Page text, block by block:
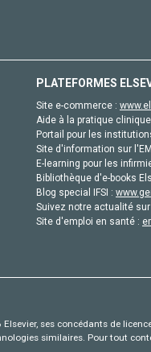
PLATEFORMES
Site e-commerce :
Aide à la pratique
Portail pour les
Site d'information sur
E-learning pour les
Bibliothèque d'e-books
Blog special IFSI :
Suivez notre actualité
Site d'emploi en santé :
ses concédants de
similaires. Pour tout